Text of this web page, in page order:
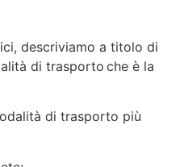
descriviamo a titolo di
di trasporto che è la
di trasporto più